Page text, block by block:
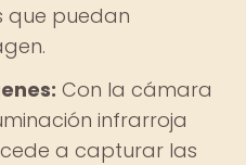
que puedan
Con la cámara
infrarroja
a capturar las